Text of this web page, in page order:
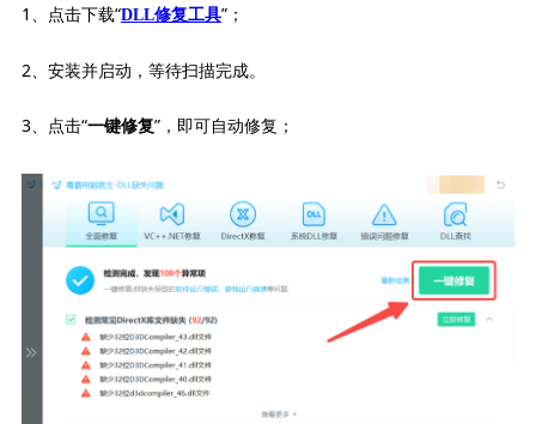
1、点击下载“DLL修复工具”；
2、安装并启动，等待扫描完成。
3、点击“一键修复”，即可自动修复；